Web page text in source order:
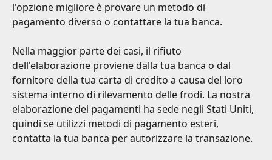
l'opzione migliore è provare un metodo di
pagamento diverso o contattare la tua banca.
Nella maggior parte dei casi, il rifiuto
dell'elaborazione proviene dalla tua banca o dal
fornitore della tua carta di credito a causa del loro
sistema interno di rilevamento delle frodi. La nostra
elaborazione dei pagamenti ha sede negli Stati Uniti,
quindi se utilizzi metodi di pagamento esteri,
contatta la tua banca per autorizzare la transazione.